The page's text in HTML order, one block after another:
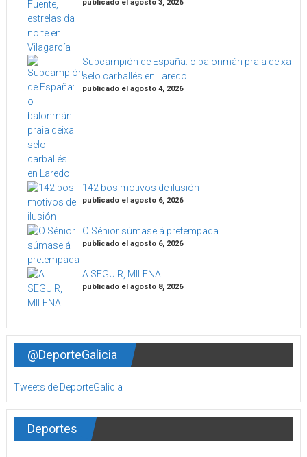
publicado el agosto 3, 2026
Subcampión de España: o balonmán praia deixa
selo carballés en Laredo
publicado el agosto 4, 2026
142 bos motivos de ilusión
publicado el agosto 6, 2026
O Sénior súmase á pretempada
publicado el agosto 6, 2026
A SEGUIR, MILENA!
publicado el agosto 8, 2026
@DeporteGalicia
Tweets de DeporteGalicia
Deportes